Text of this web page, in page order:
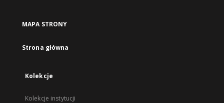
MAPA STRONY
Strona główna
Kolekcje
Kolekcje instytucji